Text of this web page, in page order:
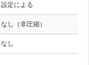
設定による
なし（非圧縮）
なし